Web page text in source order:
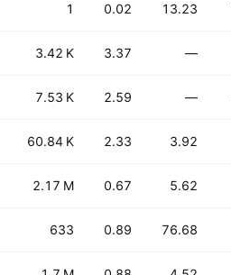
1 0.02 13.23
3.42 K 3.37 —
7.53 K 2.59 —
60.84 K 2.33 3.92
2.17 M 0.67 5.62
633 0.89 76.68